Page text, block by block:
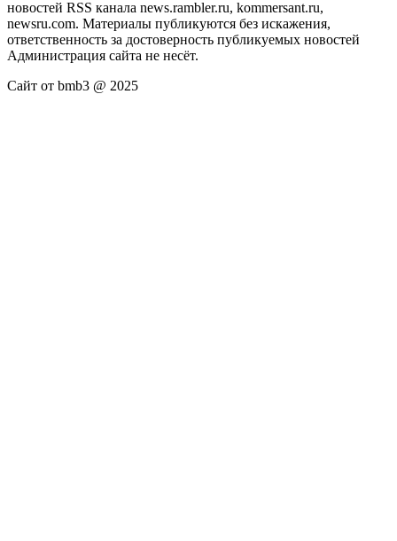
новостей RSS канала news.rambler.ru, kommersant.ru,
newsru.com. Материалы публикуются без искажения,
ответственность за достоверность публикуемых новостей
Администрация сайта не несёт.
Сайт от bmb3 @ 2025